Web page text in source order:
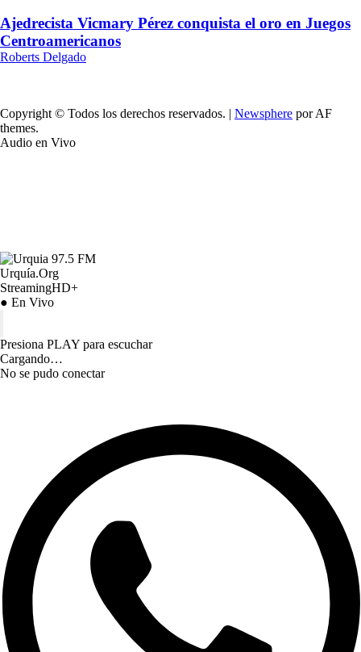
Ajedrecista Vicmary Pérez conquista el oro en Juegos
Centroamericanos
Roberts Delgado
Copyright © Todos los derechos reservados. | Newsphere por AF
themes.
Audio en Vivo
Urquía.Org
StreamingHD+
● En Vivo
Presiona PLAY para escuchar
Cargando…
No se pudo conectar